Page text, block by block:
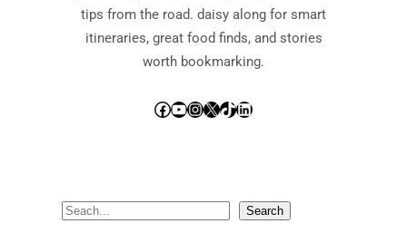
tips from the road. daisy along for smart
itineraries, great food finds, and stories
worth bookmarking.
Facebook YouTube InstagramX TikTok LinkedIn
S
Search